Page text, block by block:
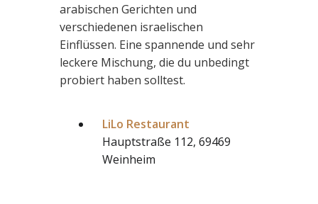
arabischen Gerichten und
verschiedenen israelischen
Einflüssen. Eine spannende und sehr
leckere Mischung, die du unbedingt
probiert haben solltest.
LiLo Restaurant
Hauptstraße 112, 69469
Weinheim